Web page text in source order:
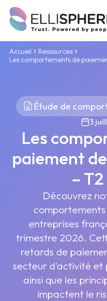
Accueil
Ressources
Les comportements de
Étude de
3
Les
paiement
–
Découvrez
entreprises
trimestre 2026.
retards de
secteur d'activité et
ainsi que les
impactent le